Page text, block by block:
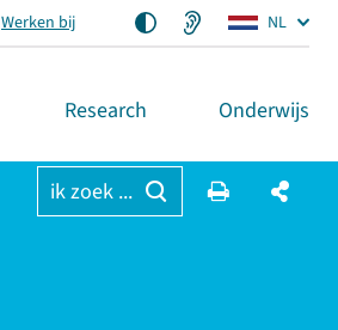
Werken bij NL
Research Onderwijs
ik zoek ...